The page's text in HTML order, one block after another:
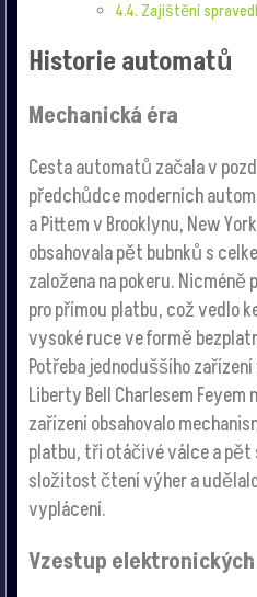
Zajištění
Historie automatů
Mechanická éra
Cesta automatů začala v
předchůdce moderních
a Pittem v Brooklynu, New
obsahovala pět bubnků s
založena na pokeru.
pro přímou platbu, což vedlo
vysoké ruce ve formě
Potřeba jednoduššího
Liberty Bell Charlesem Feyem
zařízení obsahovalo
platbu, tři otáčivé válce a pět
složitost čtení výher a
vyplácení.
Vzestup